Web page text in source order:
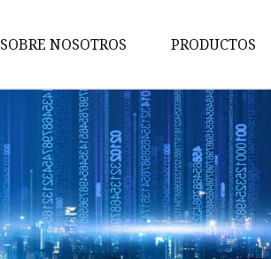
SOBRE NOSOTROS PRODUCTOS
Escultor de
Ropa
Ropa
bragas de
Camisola